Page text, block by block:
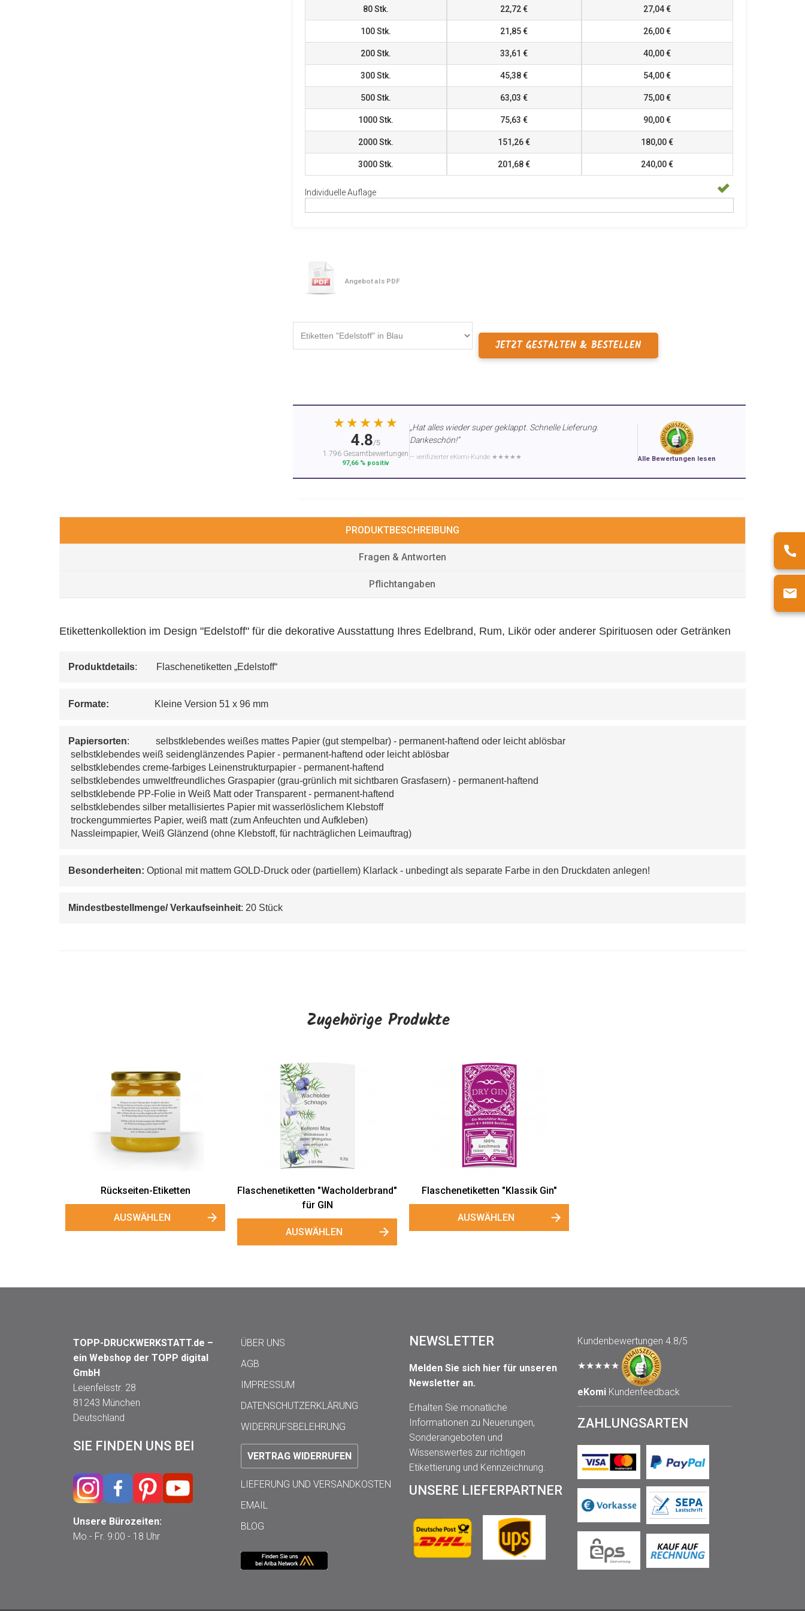
80Stk. 22,72 € 27,04 €
100Stk. 21,85 € 26,00 €
200Stk. 33,61 € 40,00 €
300Stk. 45,38 € 54,00 €
500Stk. 63,03 € 75,00 €
1000Stk. 75,63 € 90,00 €
2000Stk. 151,26 € 180,00 €
3000Stk. 201,68 € 240,00 €
Individuelle Auflage
Angebot als PDF
JETZT GESTALTEN & BESTELLEN
★★★★★
4.8/5
1.796 Gesamtbewertungen
97,66 % positiv
„Hat alles wieder super geklappt. Schnelle Lieferung.
Dankeschön!“
— verifizierter eKomi-Kunde ★★★★★ Alle Bewertungen lesen
PRODUKTBESCHREIBUNG
Fragen & Antworten
Pflichtangaben
Etikettenkollektion im Design "Edelstoff" für die dekorative Ausstattung Ihres Edelbrand, Rum, Likör oder anderer Spirituosen oder Getränken
Produktdetails:        Flaschenetiketten „Edelstoff“
Formate: Kleine Version 51 x 96 mm
Papiersorten: selbstklebendes weißes mattes Papier (gut stempelbar) - permanent-haftend oder leicht ablösbar
selbstklebendes weiß seidenglänzendes Papier - permanent-haftend oder leicht ablösbar
selbstklebendes creme-farbiges Leinenstrukturpapier - permanent-haftend
selbstklebendes umweltfreundliches Graspapier (grau-grünlich mit sichtbaren Grasfasern) - permanent-haftend
selbstklebende PP-Folie in Weiß Matt oder Transparent - permanent-haftend
selbstklebendes silber metallisiertes Papier mit wasserlöslichem Klebstoff
trockengummiertes Papier, weiß matt (zum Anfeuchten und Aufkleben)
Nassleimpapier, Weiß Glänzend (ohne Klebstoff, für nachträglichen Leimauftrag)
Besonderheiten: Optional mit mattem GOLD-Druck oder (partiellem) Klarlack - unbedingt als separate Farbe in den Druckdaten anlegen!
Mindestbestellmenge/ Verkaufseinheit: 20 Stück
Zugehörige Produkte
Rückseiten-Etiketten
AUSWÄHLEN
Flaschenetiketten "Wacholderbrand"
für GIN
AUSWÄHLEN
Flaschenetiketten "Klassik Gin"
AUSWÄHLEN
TOPP-DRUCKWERKSTATT.de –
ein Webshop der TOPP digital
GmbH
Leienfelsstr. 28
81243 München
Deutschland
SIE FINDEN UNS BEI
Unsere Bürozeiten:
Mo.- Fr. 9:00 - 18 Uhr
ÜBER UNS
AGB
IMPRESSUM
DATENSCHUTZERKLÄRUNG
WIDERRUFSBELEHRUNG
VERTRAG WIDERRUFEN
LIEFERUNG UND VERSANDKOSTEN
EMAIL
BLOG
NEWSLETTER
Melden Sie sich hier für unseren
Newsletter an.
Erhalten Sie monatliche
Informationen zu Neuerungen,
Sonderangeboten und
Wissenswertes zur richtigen
Etikettierung und Kennzeichnung.
UNSERE LIEFERPARTNER
Kundenbewertungen 4.8/5
★★★★★
eKomiKundenfeedback
ZAHLUNGSARTEN